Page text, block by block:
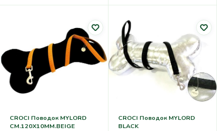
CROCI Поводок MYLORD
CM.120X10MM.BEIGE
CROCI Поводок MYLORD
BLACK